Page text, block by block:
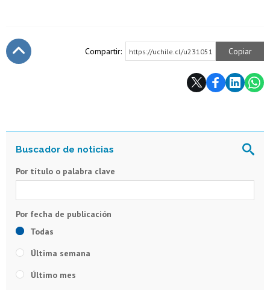
Compartir: https://uchile.cl/u231051 Copiar
Por título o palabra clave
Todas
Última semana
Último mes